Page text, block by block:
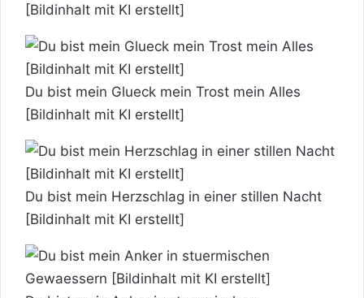
[Bildinhalt mit KI erstellt]
Du bist mein Glueck mein Trost mein Alles
[Bildinhalt mit KI erstellt]
Du bist mein Herzschlag in einer stillen Nacht
[Bildinhalt mit KI erstellt]